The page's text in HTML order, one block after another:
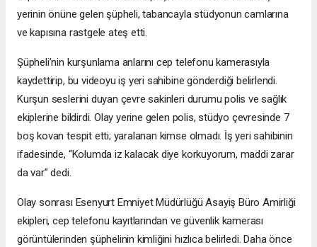
yerinin önüne gelen şüpheli, tabancayla stüdyonun camlarına
ve kapısına rastgele ateş etti.
Şüpheli’nin kurşunlama anlarını cep telefonu kamerasıyla
kaydettirip, bu videoyu iş yeri sahibine gönderdiği belirlendi.
Kurşun seslerini duyan çevre sakinleri durumu polis ve sağlık
ekiplerine bildirdi. Olay yerine gelen polis, stüdyo çevresinde 7
boş kovan tespit etti; yaralanan kimse olmadı. İş yeri sahibinin
ifadesinde, “Kolumda iz kalacak diye korkuyorum, maddi zarar
da var” dedi.
Olay sonrası Esenyurt Emniyet Müdürlüğü Asayiş Büro Amirliği
ekipleri, cep telefonu kayıtlarından ve güvenlik kamerası
görüntülerinden şüphelinin kimliğini hızlıca belirledi. Daha önce